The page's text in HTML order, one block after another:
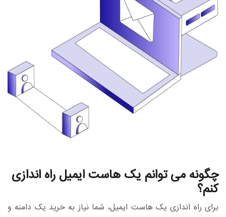
چگونه می توانم یک هاست ایمیل راه اندازی
کنم؟
برای راه اندازی یک هاست ایمیل، شما نیاز به خرید یک دامنه و